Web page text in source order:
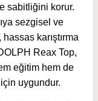
sabitliğini korur.
sezgisel ve
karıştırma
Reax Top,
eğitim hem de
uygundur.